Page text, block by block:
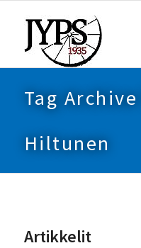
Tag
Hiltunen
Artikkelit